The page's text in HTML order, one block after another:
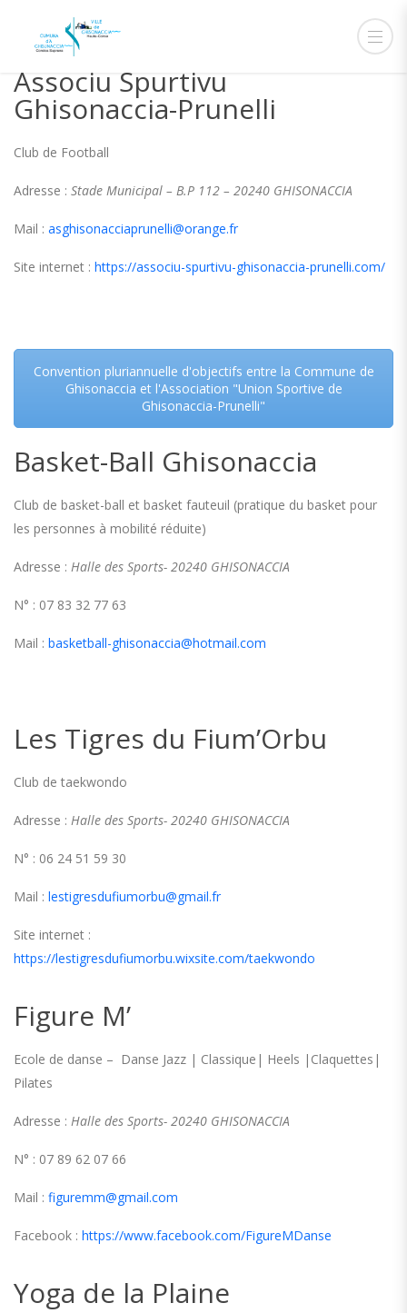
Associu Spurtivu
Ghisonaccia-Prunelli
Club de Football
Adresse : Stade Municipal – B.P 112 – 20240 GHISONACCIA
Mail : asghisonacciaprunelli@orange.fr
Site internet : https://associu-spurtivu-ghisonaccia-prunelli.com/
Convention pluriannuelle d'objectifs entre la Commune de
Ghisonaccia et l'Association "Union Sportive de
Ghisonaccia-Prunelli"
Basket-Ball Ghisonaccia
Club de basket-ball et basket fauteuil (pratique du basket pour
les personnes à mobilité réduite)
Adresse : Halle des Sports- 20240 GHISONACCIA
N° : 07 83 32 77 63
Mail : basketball-ghisonaccia@hotmail.com
Les Tigres du Fium’Orbu
Club de taekwondo
Adresse : Halle des Sports- 20240 GHISONACCIA
N° : 06 24 51 59 30
Mail : lestigresdufiumorbu@gmail.fr
Site internet :
https://lestigresdufiumorbu.wixsite.com/taekwondo
Figure M’
Ecole de danse – Danse Jazz | Classique| Heels |Claquettes|
Pilates
Adresse : Halle des Sports- 20240 GHISONACCIA
N° : 07 89 62 07 66
Mail : figuremm@gmail.com
Facebook : https://www.facebook.com/FigureMDanse
Yoga de la Plaine